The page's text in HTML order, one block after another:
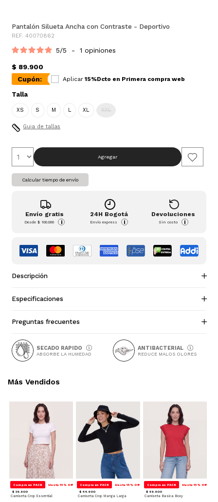
Pantalón Silueta Ancha con Contraste - Deportivo
REF. 40070862
5/5 - 1 opiniones
$ 89.900
Cupón:
Aplicar 15%Dcto en Primera compra web
Talla
XS S M L XL XXL
Guia de tallas
Agregar
Calcular tiempo de envío
Envío gratis
Desde$ 100.000 i
24H Bogotá
Envío express i
Devoluciones
Sin costo i
Descripción
Especificaciones
Preguntas frecuentes
SECADO RAPIDO
ABSORBE LA HUMEDAD
ANTIBACTERIAL
REDUCE MALOS OLORES
Compra en PACK Hasta 15% Off
$ 39.900
Camiseta Crop Essential
Compra en PACK Hasta 15% Off
$ 44.900
Camiseta Crop Manga Larga
Compra en PACK Hasta 15% Off
$ 49.900
Camiseta Basica Boxy
Más Vendidos